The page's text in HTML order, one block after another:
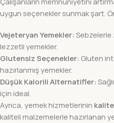
uygun seçenekler sunmak şart.
Vejeteryan Yemekler:Sebzelerle
lezzetli yemekler.
Glutensiz Seçenekler: Gluten
hazırlanmış yemekler.
Düşük Kalorili Alternatifler:
için ideal.
Ayrıca, yemek hizmetlerinin
kaliteli malzemelerle hazırlanan